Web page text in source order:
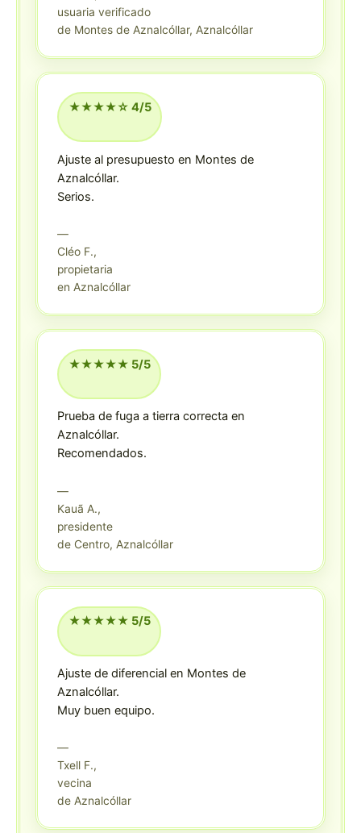
usuaria verificado
de Montes de Aznalcóllar, Aznalcóllar
★★★★☆ 4/5
Ajuste al presupuesto en Montes de
Aznalcóllar.
Serios.
—
Cléo F.,
propietaria
en Aznalcóllar
★★★★★ 5/5
Prueba de fuga a tierra correcta en
Aznalcóllar.
Recomendados.
—
Kauã A.,
presidente
de Centro, Aznalcóllar
★★★★★ 5/5
Ajuste de diferencial en Montes de
Aznalcóllar.
Muy buen equipo.
—
Txell F.,
vecina
de Aznalcóllar